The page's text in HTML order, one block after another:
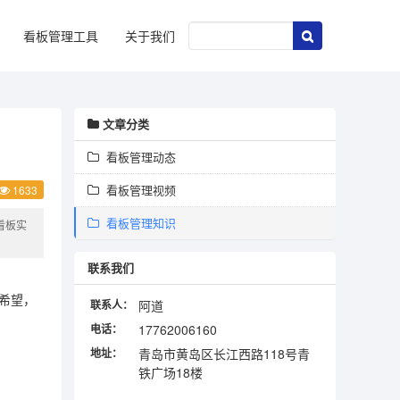
看板管理工具 关于我们
1633
板实
望，
文章分类
看板管理动态
看板管理视频
看板管理知识
联系我们
联系人： 阿道
电话： 17762006160
地址：
青岛市黄岛区长江西路118号青
铁广场18楼